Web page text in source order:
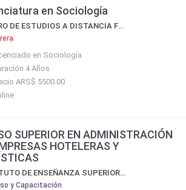
en Sociología
CENTRO DE ESTUDIOS A DISTANCIA FORMAR
en Sociología
4 Años
ARS$ 5500.00
SUPERIOR EN ADMINISTRACIÓN
HOTELERAS Y
INSTITUTO DE ENSEÑANZA SUPERIOR JOSÉ ORTEGA Y GASSET
y Capacitación